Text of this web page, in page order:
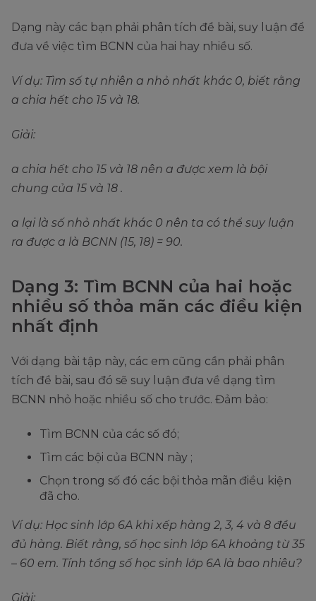
Dạng này các bạn phải phân tích đề bài, suy luận để
đưa về việc tìm BCNN của hai hay nhiều số.
Ví dụ: Tìm số tự nhiên a nhỏ nhất khác 0, biết rằng
a chia hết cho 15 và 18.
Giải:
a chia hết cho 15 và 18 nên a được xem là bội
chung của 15 và 18 .
a lại là số nhỏ nhất khác 0 nên ta có thể suy luận
ra được a là BCNN (15, 18) = 90.
Dạng 3: Tìm BCNN của hai hoặc
nhiều số thỏa mãn các điều kiện
nhất định
Với dạng bài tập này, các em cũng cần phải phân
tích đề bài, sau đó sẽ suy luận đưa về dạng tìm
BCNN nhỏ hoặc nhiều số cho trước. Đảm bảo:
Tìm BCNN của các số đó;
Tìm các bội của BCNN này ;
Chọn trong số đó các bội thỏa mãn điều kiện
đã cho.
Ví dụ: Học sinh lớp 6A khi xếp hàng 2, 3, 4 và 8 đều
đủ hàng. Biết rằng, số học sinh lớp 6A khoảng từ 35
– 60 em. Tính tổng số học sinh lớp 6A là bao nhiêu?
Giải: